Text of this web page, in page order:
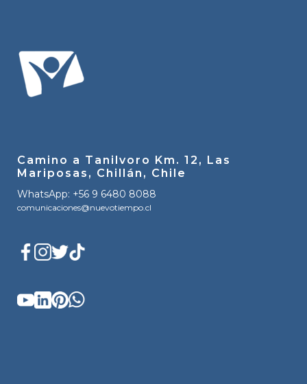
Camino a Tanilvoro Km. 12, Las
Mariposas, Chillán, Chile
WhatsApp: +56 9 6480 8088
comunicaciones@nuevotiempo.cl